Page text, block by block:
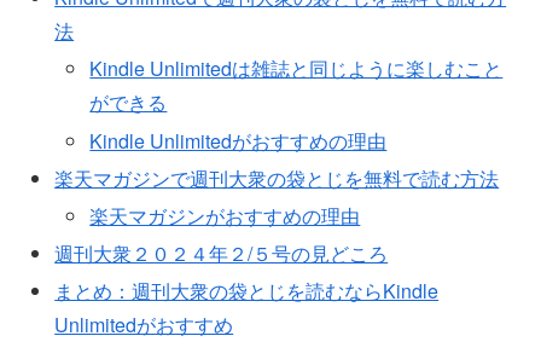
法
Kindle Unlimitedは雑誌と同じように楽しむこと
ができる
Kindle Unlimitedがおすすめの理由
楽天マガジンで週刊大衆の袋とじを無料で読む方法
楽天マガジンがおすすめの理由
週刊大衆２０２４年２/５号の見どころ
まとめ：週刊大衆の袋とじを読むならKindle
Unlimitedがおすすめ